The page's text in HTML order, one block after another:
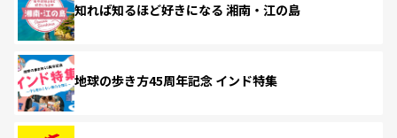
知れば知るほど好きになる 湘南・江の島
地球の歩き方45周年記念 インド特集